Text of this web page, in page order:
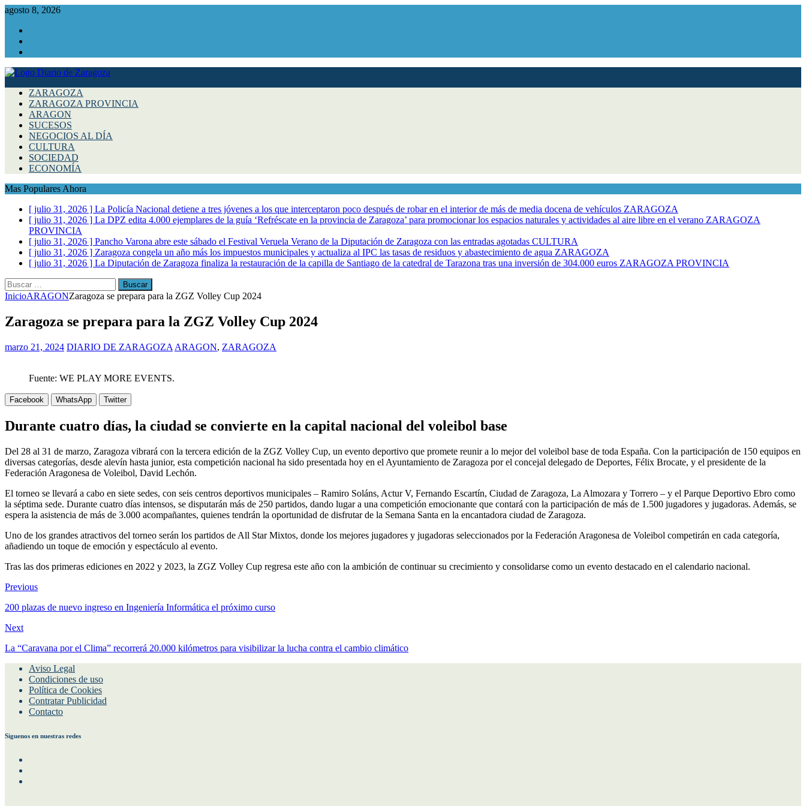
agosto 8, 2026
ZARAGOZA
ZARAGOZA PROVINCIA
ARAGON
SUCESOS
NEGOCIOS AL DÍA
CULTURA
SOCIEDAD
ECONOMÍA
Mas Populares Ahora
[ julio 31, 2026 ] La Policía Nacional detiene a tres jóvenes a los que interceptaron poco después de robar en el interior de más de media docena de vehículos ZARAGOZA
[ julio 31, 2026 ] La DPZ edita 4.000 ejemplares de la guía ‘Refréscate en la provincia de Zaragoza’ para promocionar los espacios naturales y actividades al aire libre en el verano ZARAGOZA
PROVINCIA
[ julio 31, 2026 ] Pancho Varona abre este sábado el Festival Veruela Verano de la Diputación de Zaragoza con las entradas agotadas CULTURA
[ julio 31, 2026 ] Zaragoza congela un año más los impuestos municipales y actualiza al IPC las tasas de residuos y abastecimiento de agua ZARAGOZA
[ julio 31, 2026 ] La Diputación de Zaragoza finaliza la restauración de la capilla de Santiago de la catedral de Tarazona tras una inversión de 304.000 euros ZARAGOZA PROVINCIA
Buscar:
InicioARAGONZaragoza se prepara para la ZGZ Volley Cup 2024
Zaragoza se prepara para la ZGZ Volley Cup 2024
marzo 21, 2024 DIARIO DE ZARAGOZA ARAGON, ZARAGOZA
Fuente: WE PLAY MORE EVENTS.
Facebook WhatsApp Twitter
Durante cuatro días, la ciudad se convierte en la capital nacional del voleibol base
Del 28 al 31 de marzo, Zaragoza vibrará con la tercera edición de la ZGZ Volley Cup, un evento deportivo que promete reunir a lo mejor del voleibol base de toda España. Con la participación de 150 equipos en
diversas categorías, desde alevín hasta junior, esta competición nacional ha sido presentada hoy en el Ayuntamiento de Zaragoza por el concejal delegado de Deportes, Félix Brocate, y el presidente de la
Federación Aragonesa de Voleibol, David Lechón.
El torneo se llevará a cabo en siete sedes, con seis centros deportivos municipales – Ramiro Soláns, Actur V, Fernando Escartín, Ciudad de Zaragoza, La Almozara y Torrero – y el Parque Deportivo Ebro como
la séptima sede. Durante cuatro días intensos, se disputarán más de 250 partidos, dando lugar a una competición emocionante que contará con la participación de más de 1.500 jugadores y jugadoras. Además, se
espera la asistencia de más de 3.000 acompañantes, quienes tendrán la oportunidad de disfrutar de la Semana Santa en la encantadora ciudad de Zaragoza.
Uno de los grandes atractivos del torneo serán los partidos de All Star Mixtos, donde los mejores jugadores y jugadoras seleccionados por la Federación Aragonesa de Voleibol competirán en cada categoría,
añadiendo un toque de emoción y espectáculo al evento.
Tras las dos primeras ediciones en 2022 y 2023, la ZGZ Volley Cup regresa este año con la ambición de continuar su crecimiento y consolidarse como un evento destacado en el calendario nacional.
Previous
200 plazas de nuevo ingreso en Ingeniería Informática el próximo curso
Next
La “Caravana por el Clima” recorrerá 20.000 kilómetros para visibilizar la lucha contra el cambio climático
Aviso Legal
Condiciones de uso
Política de Cookies
Contratar Publicidad
Contacto
Siguenos en nuestras redes